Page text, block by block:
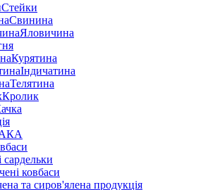
Стейки
Свинина
Яловичина
Курятина
Індичатина
Телятина
Кролик
сардельки
ковбаси
та сиров'ялена продукція